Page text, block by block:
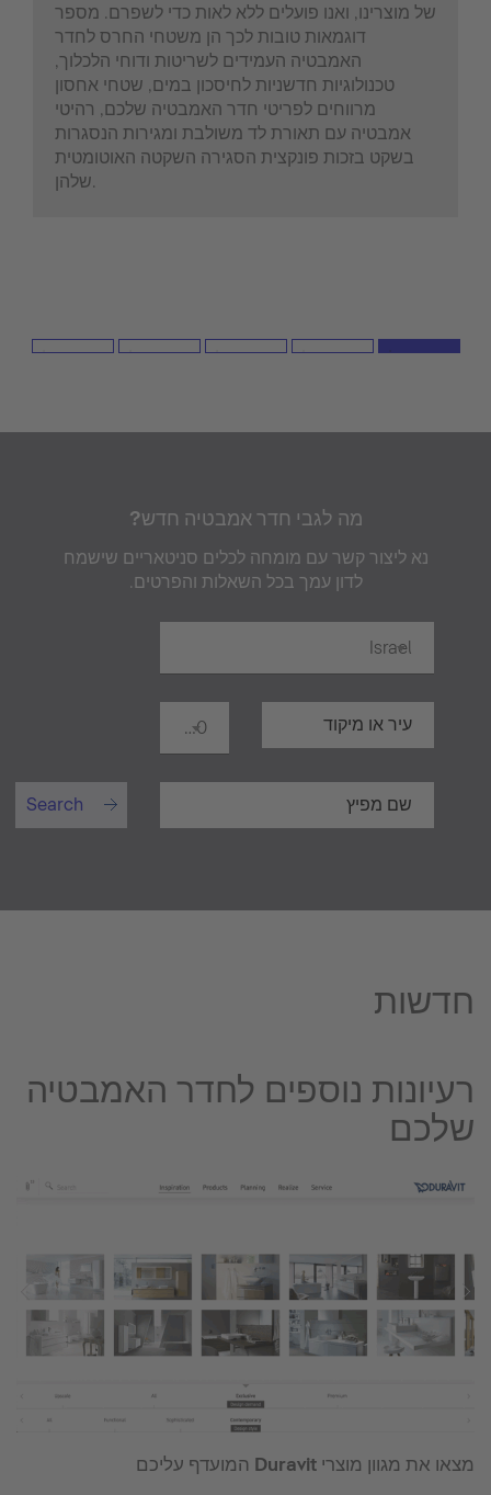
של מוצרינו, ואנו פועלים ללא לאות כדי לשפרם. מספר
דוגמאות טובות לכך הן משטחי החרס לחדר
האמבטיה העמידים לשריטות ודוחי הלכלוך,
טכנולוגיות חדשניות לחיסכון במים, שטחי אחסון
מרווחים לפריטי חדר האמבטיה שלכם, רהיטי
אמבטיה עם תאורת לד משולבת ומגירות הנסגרות
בשקט בזכות פונקצית הסגירה השקטה האוטומטית
שלהן.
מה לגבי חדר אמבטיה חדש?
נא ליצור קשר עם מומחה לכלים סניטאריים שישמח
לדון עמך בכל השאלות והפרטים.
Israel
20 ק"מ
Search
חדשות
רעיונות נוספים לחדר האמבטיה
שלכם
מצאו את מגוון מוצרי Duravit המועדף עליכם